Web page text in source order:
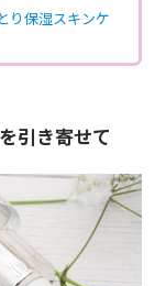
り保湿スキンケ
引き寄せて